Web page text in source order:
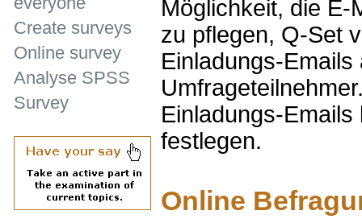
Möglichkeit, die E-
zu pflegen, Q-Set
Einladungs-Emails
Einladungs-
festlegen.
Online
Create surveys
Online survey
Analyse SPSS
Survey